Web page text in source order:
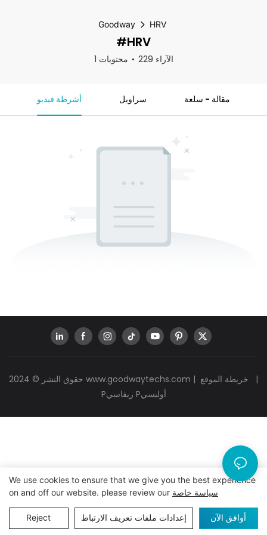
Goodway HRV
#HRV
1 محتويات 229 الآراء
أشرطة فيديو سراويل مقالة - سلعة
www.goodwaytechs.com |
|
Pريفاسي Pأوليسي
We use cookies to ensure that we give you the best experience
on and off our website. please review our سياسة خاصة
Reject إعدادات ملفات تعريف الارتباط أوافق الآن